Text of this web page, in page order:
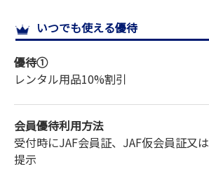
サイトマップ
いつでも使える優待
優待①
レンタル用品10%割引
会員優待利用方法
受付時にJAF会員証、JAF仮会員証又
提示